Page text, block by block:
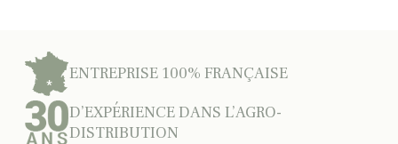
ENTREPRISE 100% FRANÇAISE
D’EXPÉRIENCE DANS L’AGRO-
DISTRIBUTION